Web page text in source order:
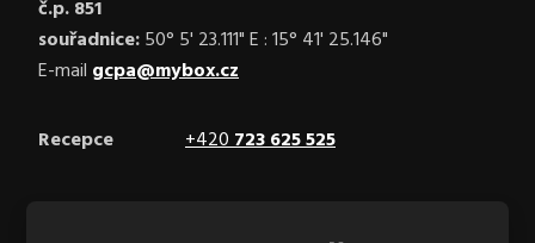
č.p. 851
souřadnice:50° 5' 23.111" E : 15° 41' 25.146"
E-mail gcpa@mybox.cz
Recepce +420723 625 525